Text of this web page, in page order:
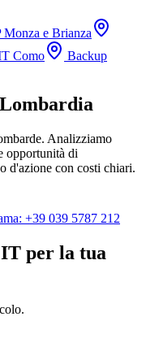
Monza e Brianza
Como
Backup
Analizziamo
opportunità di
d'azione con costi chiari.
+39 039 5787 212
IT per la tua